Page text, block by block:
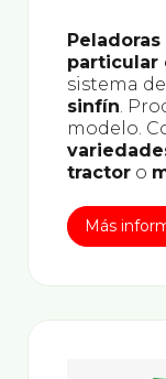
particular
sistema
sinfín.
modelo.
tractor o
Más